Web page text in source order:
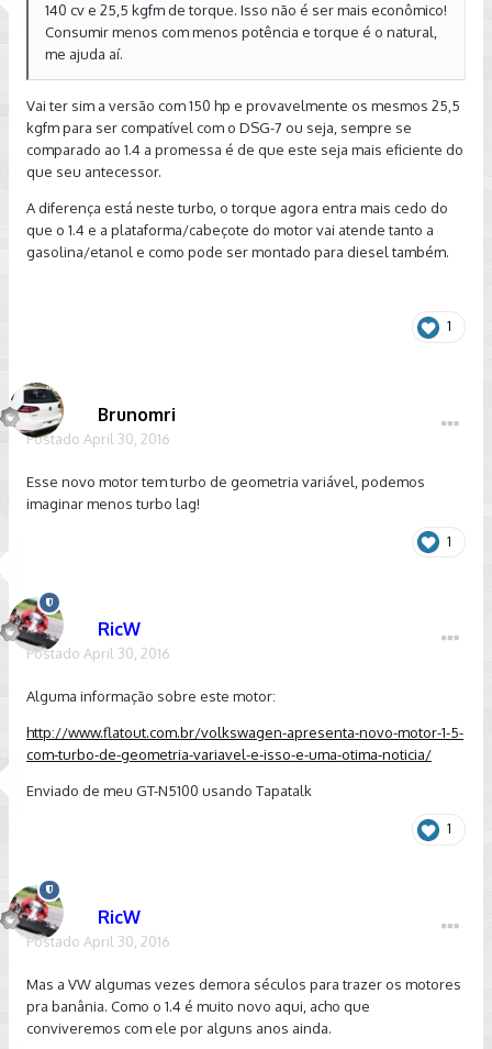
140 cv e 25,5 kgfm de torque. Isso não é ser mais econômico!
Consumir menos com menos potência e torque é o natural,
me ajuda aí.
Vai ter sim a versão com 150 hp e provavelmente os mesmos 25,5
kgfm para ser compatível com o DSG-7 ou seja, sempre se
comparado ao 1.4 a promessa é de que este seja mais eficiente do
que seu antecessor.
A diferença está neste turbo, o torque agora entra mais cedo do
que o 1.4 e a plataforma/cabeçote do motor vai atende tanto a
gasolina/etanol e como pode ser montado para diesel também.
1
Brunomri
Postado April 30, 2016
Esse novo motor tem turbo de geometria variável, podemos
imaginar menos turbo lag!
1
RicW
Postado April 30, 2016
Alguma informação sobre este motor:
http://www.flatout.com.br/volkswagen-apresenta-novo-motor-1-5-
com-turbo-de-geometria-variavel-e-isso-e-uma-otima-noticia/
Enviado de meu GT-N5100 usando Tapatalk
1
RicW
Postado April 30, 2016
Mas a VW algumas vezes demora séculos para trazer os motores
pra banânia. Como o 1.4 é muito novo aqui, acho que
conviveremos com ele por alguns anos ainda.